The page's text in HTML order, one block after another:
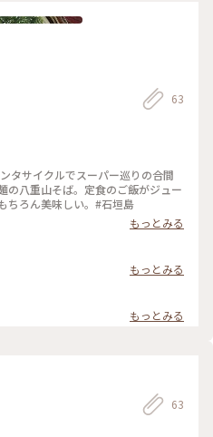
63
タサイクルでスーパー巡りの合間
の八重山そば。定食のご飯がジュー
ちろん美味しい。#石垣島
もっとみる
もっとみる
もっとみる
63